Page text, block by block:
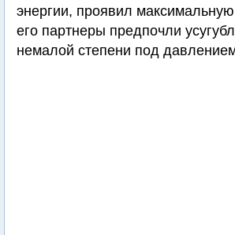
энергии, проявил максимальную
его партнеры предпочли
немалой степени под